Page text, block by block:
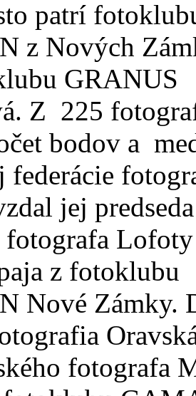
patrí
z Nových
GRANUS
Z 225
bodov a
federácie
jej
fotografa
z fotoklubu
Nové Zámky.
fotografa